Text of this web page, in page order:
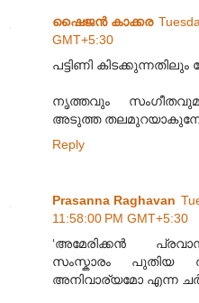
ഷൈജൻ കാക്കര
GMT+5:30
പട്ടിണി
നൃത്തവും
അടുത്ത തലമുറയാകുമ്പോൾ
Reply
Prasanna Raghavan
11:58:00 PM GMT+5:30
‘അമേരിക്കൻ
സംസ്കാരം പുതിയ
അനിവാര്യമോ എന്ന